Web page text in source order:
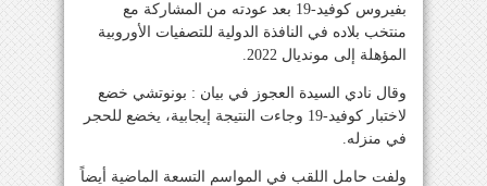
بفيروس كوفيد-19 بعد عودته من المشاركة مع
منتخب بلاده في النافذة الدولية للتصفيات الأوروبية
المؤهلة إلى مونديال 2022.
وقال نادي السيدة العجوز في بيان : بونوتشي خضع
لاختبار كوفيد-19 وجاءت النتيجة إيجابية، يخضع للحجر
في منزله.
ولفت حامل اللقب في المواسم التسعة الماضية أيضاً